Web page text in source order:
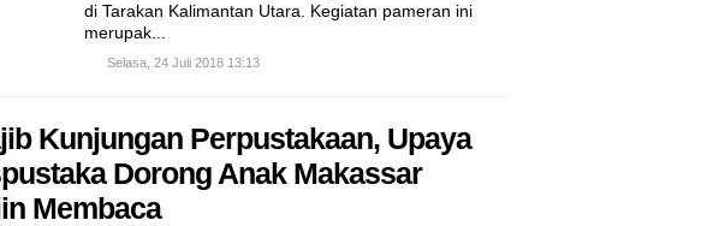
di Tarakan Kalimantan Utara. Kegiatan pameran ini
merupak...
Selasa, 24 Juli 2018 13:13
Kunjungan Perpustakaan, Upaya
Dorong Anak Makassar
Membaca